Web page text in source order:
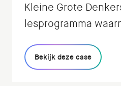
Kleine Grote
lesprogramma
leren filosoferen: de
Bekijk deze case